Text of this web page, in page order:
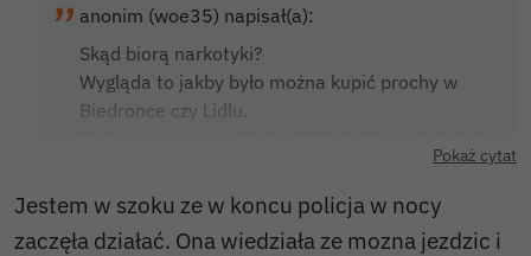
anonim (woe35) napisał(a):
Skąd biorą narkotyki?
Wygląda to jakby było można kupić prochy w
Biedronce czy Lidlu.
Pokaż cytat
Jestem w szoku ze w koncu policja w nocy
zaczęła działać. Ona wiedziała ze mozna jezdzic i